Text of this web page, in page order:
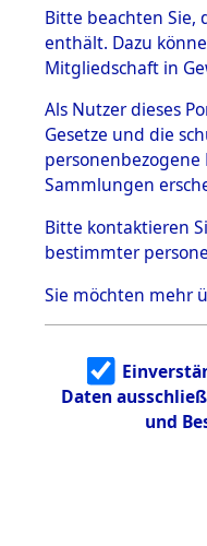
BESTÄNDE
1.
mente
5. Verschiedenes
5.3
Todesmärsche
5.3.1 Alliierte
Erhebungen
zu
Todesmärsch
en
5.3.2
Identifizierun
g
5.3.3
Bitte beachten Sie,
enthält. Dazu
Mitgliedschaft in
Als Nutzer dieses
Gesetze und die
Sammlungen
Bitte kontaktieren
bestimmter
Sie möchten mehr
Daten
und